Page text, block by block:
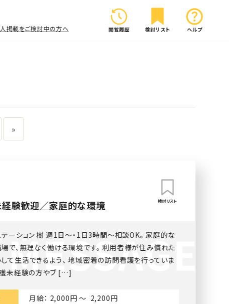
掲載をご検討中の方へ 閲覧履歴 検討リスト ヘルプ
»
経験歓迎／家庭的な環境 検討リスト
ーション 樹 週1日〜・1日3時間〜相談OK。 家庭的な
で、無理なく働ける環境です。 利用者様が住み慣れた
て生活できるよう、 地域密着の訪問看護を行っていま
護未経験の方やブ […]
月給： 2,000円 〜 2,200円